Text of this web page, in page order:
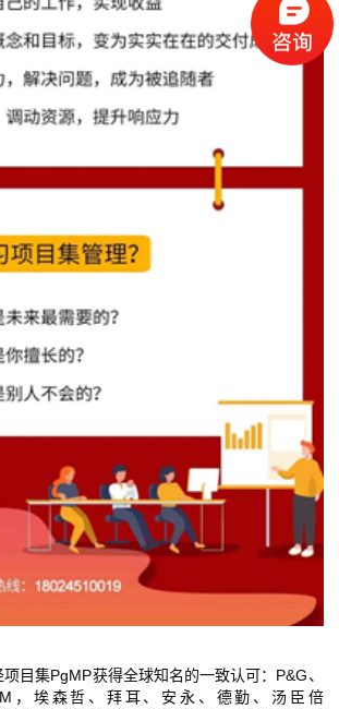
目集PgMP获得全球知名的一致认可：P&G、
，埃森哲、拜耳、安永、德勤、汤臣倍